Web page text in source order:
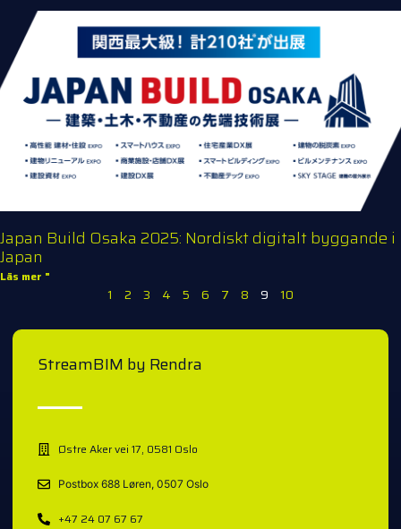
Japan Build Osaka 2025: Nordiskt digitalt byggande i
Japan
Läs mer "
1 2 3 4 5 6 7 8 9 10
StreamBIM by Rendra
Østre Aker vei 17, 0581 Oslo
Postbox 688 Løren, 0507 Oslo
+47 24 07 67 67